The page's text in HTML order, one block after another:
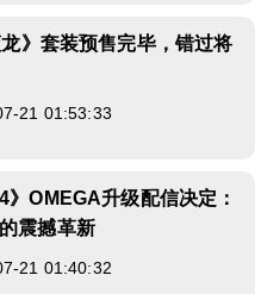
》套装预售完毕，错过将
21 01:53:33
》OMEGA升级配信决定：
震撼革新
21 01:40:32